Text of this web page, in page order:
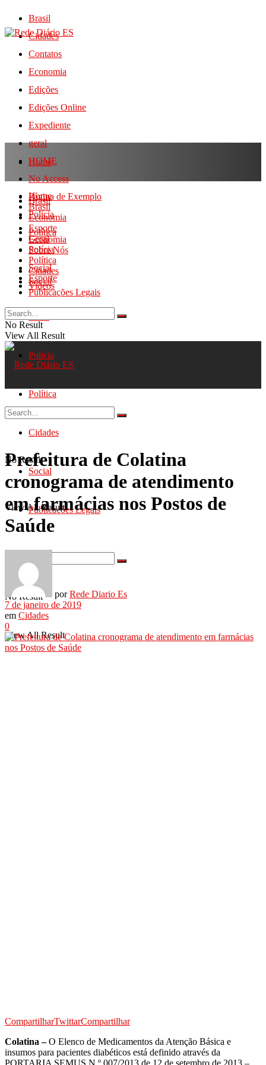
Brasil
Cidades
Contatos
Economia
Edições
Edições Online
Expediente
geral
HOME
No Access
Página de Exemplo
Polícia
Política
Sobre Nós
Social
Videos
Home
Brasil
Economia
Esporte
Geral
Polícia
Política
Cidades
Social
Publicações Legais
No Result
View All Result
Home
Brasil
Economia
Esporte
Geral
Polícia
Política
Cidades
Social
Publicações Legais
No Result
View All Result
No Result
View All Result
Prefeitura de Colatina
cronograma de atendimento
em farmácias nos Postos de
Saúde
por Rede Diario Es
7 de janeiro de 2019
em Cidades
0
CompartilharTwittarCompartilhar
Colatina –O Elenco de Medicamentos da Atenção Básica e
insumos para pacientes diabéticos está definido através da